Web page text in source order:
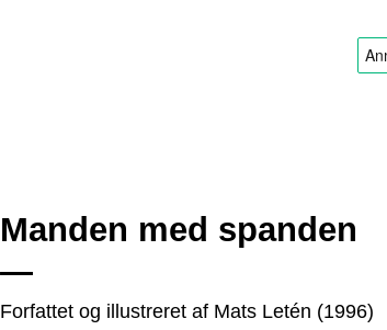
Manden med spanden
Forfattet og illustreret af Mats Letén (1996)